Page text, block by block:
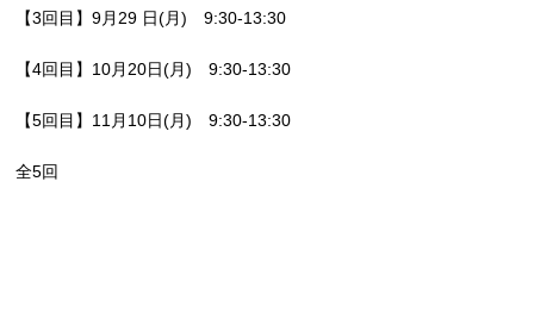
【3回目】9月29 日(月) 9:30‐13:30
【4回目】10月20日(月) 9:30‐13:30
【5回目】11月10日(月) 9:30‐13:30
全5回